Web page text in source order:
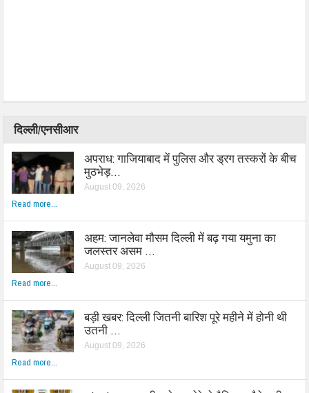
दिल्ली/एनसीआर
अपराध: गाजियाबाद में पुलिस और ड्रग तस्करों के बीच
मुठभेड़…
August 09, 2026
Read more...
अहम: जानलेवा मौसम दिल्ली में बढ़ गया यमुना का
जलस्तर असम …
August 09, 2026
Read more...
बड़ी खबर: दिल्ली जितनी बारिश पूरे महीने में होनी थी
उतनी …
August 09, 2026
Read more...